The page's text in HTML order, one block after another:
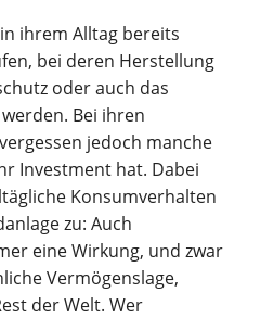
Berater finden
ihrem Alltag bereits
bei deren Herstellung
oder auch das
Bei ihren
jedoch manche
Investment hat. Dabei
Konsumverhalten
zu: Auch
eine Wirkung, und zwar
Vermögenslage,
der Welt. Wer